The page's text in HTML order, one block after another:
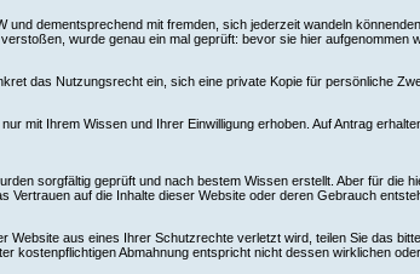
und dementsprechend mit fremden, sich jederzeit wandeln
wurde genau ein mal geprüft: bevor sie hier aufgenommen
das Nutzungsrecht ein, sich eine private Kopie für persönliche
mit Ihrem Wissen und Ihrer Einwilligung erhoben. Auf Antrag
sorgfältig geprüft und nach bestem Wissen erstellt. Aber für die
Vertrauen auf die Inhalte dieser Website oder deren Gebrauch
Website aus eines Ihrer Schutzrechte verletzt wird, teilen Sie das
kostenpflichtigen Abmahnung entspricht nicht dessen wirklichen